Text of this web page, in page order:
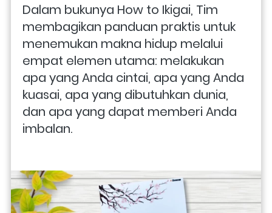
Dalam bukunya How to Ikigai, Tim
membagikan panduan praktis untuk
menemukan makna hidup melalui
empat elemen utama: melakukan
apa yang Anda cintai, apa yang Anda
kuasai, apa yang dibutuhkan dunia,
dan apa yang dapat memberi Anda
imbalan.